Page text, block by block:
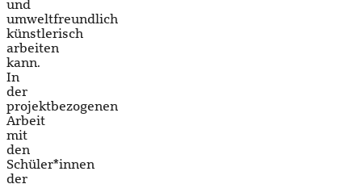
und
umweltfreundlich
künstlerisch
arbeiten
kann.
In
der
projektbezogenen
Arbeit
mit
den
Schüler*innen
der